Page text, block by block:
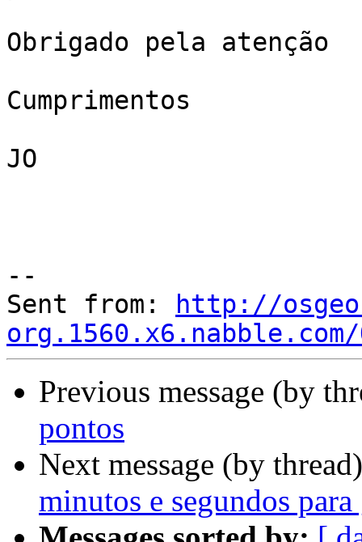
Obrigado pela atenção
Cumprimentos
JO
--
Sent from:
http://
Previous message (by
pontos
Next message (by
minutos e segundos